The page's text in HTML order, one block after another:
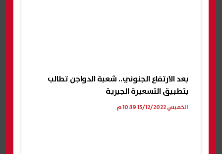
بعد الارتفاع الجنوني.. شعبة الدواجن تطالب
بتطبيق التسعيرة الجبرية
الخميس 15/12/2022 10:39 م